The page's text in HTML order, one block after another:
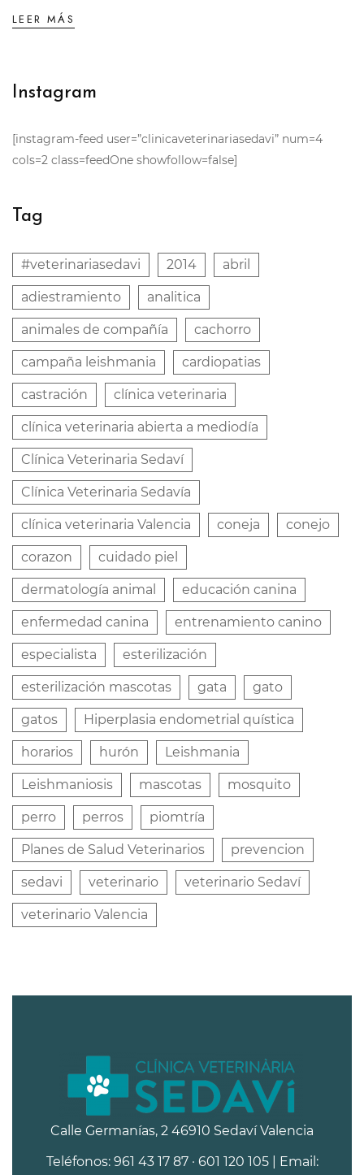
LEER MÁS
Instagram
[instagram-feed user=”clinicaveterinariasedavi” num=4
cols=2 class=feedOne showfollow=false]
Tag
#veterinariasedavi 2014 abril
adiestramiento analitica
animales de compañía cachorro
campaña leishmania cardiopatias
castración clínica veterinaria
clínica veterinaria abierta a mediodía
Clínica Veterinaria Sedaví
Clínica Veterinaria Sedavía
clínica veterinaria Valencia coneja conejo
corazon cuidado piel
dermatología animal educación canina
enfermedad canina entrenamiento canino
especialista esterilización
esterilización mascotas gata gato
gatos Hiperplasia endometrial quística
horarios hurón Leishmania
Leishmaniosis mascotas mosquito
perro perros piomtría
Planes de Salud Veterinarios prevencion
sedavi veterinario veterinario Sedaví
veterinario Valencia
Calle Germanías, 2 46910 Sedaví Valencia
Teléfonos: 961 43 17 87 · 601 120 105 | Email: